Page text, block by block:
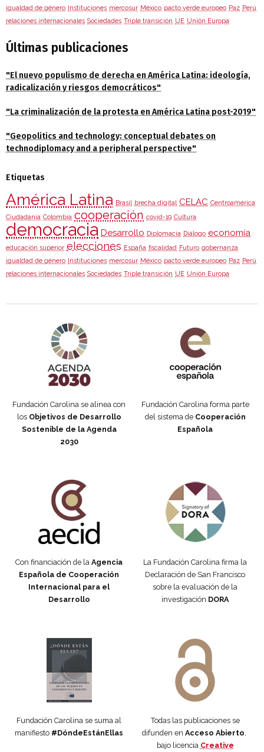
igualdad de género Instituciones mercosur México pacto verde europeo Paz Perú
relaciones internacionales Sociedades Triple transición UE Unión Europa
Últimas publicaciones
"El nuevo populismo de derecha en América Latina: ideología,
radicalización y riesgos democráticos"
"La criminalización de la protesta en América Latina post-2019"
"Geopolitics and technology: conceptual debates on
technodiplomacy and a peripheral perspective"
Etiquetas
América Latina Brasil brecha digital CELAC Centroamérica
Ciudadanía Colombia cooperación covid-19 Cultura
democracia Desarrollo Diplomacia Diálogo economía
educación superior elecciones España fiscalidad Futuro gobernanza
igualdad de género Instituciones mercosur México pacto verde europeo Paz Perú
relaciones internacionales Sociedades Triple transición UE Unión Europa
Fundación Carolina se alinea con
los Objetivos de Desarrollo
Sostenible de la Agenda
2030
Fundación Carolina forma parte
del sistema de Cooperación
Española
Con financiación de la Agencia
Española de Cooperación
Internacional para el
Desarrollo
La Fundación Carolina firma la
Declaración de San Francisco
sobre la evaluación de la
investigación DORA
Fundación Carolina se suma al
manifiesto #DóndeEstánEllas
Todas las publicaciones se
difunden en Acceso Abierto
bajo licencia Creative